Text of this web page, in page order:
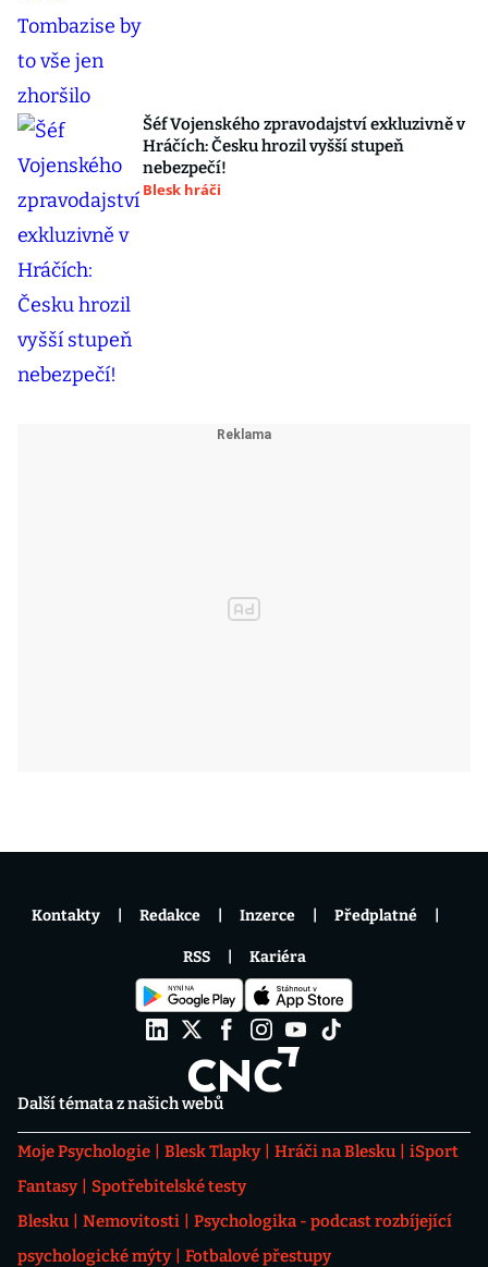
Šéf Vojenského zpravodajství exkluzivně v
Hráčích: Česku hrozil vyšší stupeň
nebezpečí!
Blesk hráči
Další témata z našich webů
Moje Psychologie Blesk Tlapky Hráči na Blesku
iSport
Fantasy
Spotřebitelské testy
Blesku
Nemovitosti
Psychologika - podcast rozbíjející
psychologické mýty
Fotbalové přestupy
Kontakty Redakce Inzerce Předplatné
RSS Kariéra